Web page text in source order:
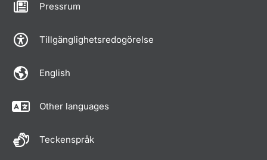
Pressrum
Tillgänglighetsredogörelse
English
Other languages
Teckenspråk